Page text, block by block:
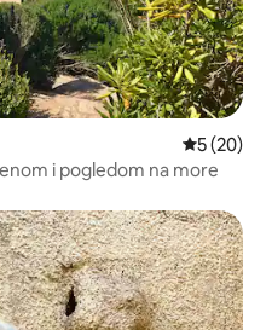
Prosječna
5 (20)
i pogledom na more
„Odabrali gosti”